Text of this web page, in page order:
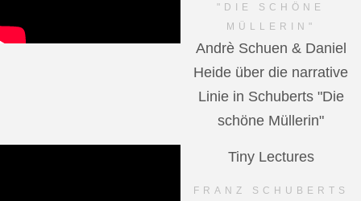
"DIE SCHÖNE
MÜLLERIN"
Andrè Schuen & Daniel
Heide über die narrative
Linie in Schuberts "Die
schöne Müllerin"
Tiny Lectures
FRANZ SCHUBERTS